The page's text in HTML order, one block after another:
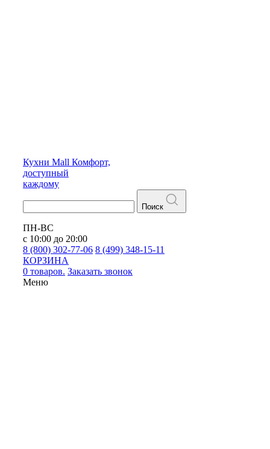
Кухни Mall Комфорт,
доступный
каждому
Поиск
ПН-ВС
с 10:00 до 20:00
8 (800) 302-77-06 8 (499) 348-15-11
КОРЗИНА
0 товаров. Заказать звонок
Меню